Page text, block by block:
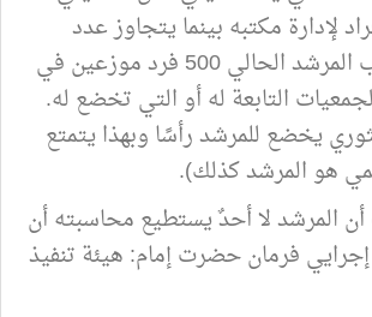
لإدارة مكتبه بينما يتجاوز عدد
العاملين في مكتب المرشد الحالي 500 فرد موزعين في
التابعة له أو التي تخضع له.
يخضع للمرشد رأسًا وبهذا يتمتع
هو المرشد كذلك).
المرشد لا أحدٌ يستطيع محاسبته أن
فرمان حضرت إمام: هيئة تنفيذ